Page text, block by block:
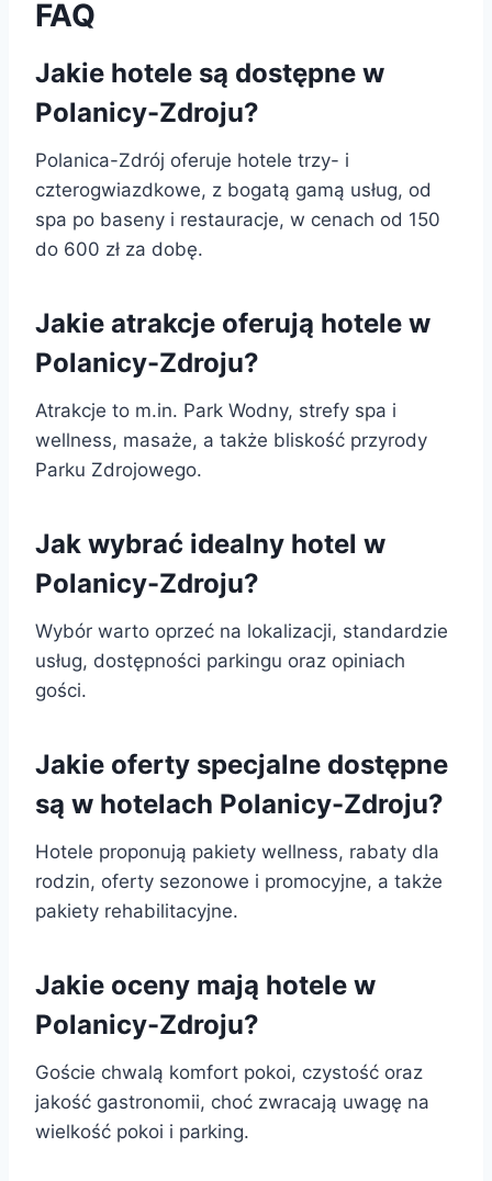
FAQ
Jakie hotele są dostępne w
Polanicy-Zdroju?
Polanica-Zdrój oferuje hotele trzy- i
czterogwiazdkowe, z bogatą gamą usług, od
spa po baseny i restauracje, w cenach od 150
do 600 zł za dobę.
Jakie atrakcje oferują hotele w
Polanicy-Zdroju?
Atrakcje to m.in. Park Wodny, strefy spa i
wellness, masaże, a także bliskość przyrody
Parku Zdrojowego.
Jak wybrać idealny hotel w
Polanicy-Zdroju?
Wybór warto oprzeć na lokalizacji, standardzie
usług, dostępności parkingu oraz opiniach
gości.
Jakie oferty specjalne dostępne
są w hotelach Polanicy-Zdroju?
Hotele proponują pakiety wellness, rabaty dla
rodzin, oferty sezonowe i promocyjne, a także
pakiety rehabilitacyjne.
Jakie oceny mają hotele w
Polanicy-Zdroju?
Goście chwalą komfort pokoi, czystość oraz
jakość gastronomii, choć zwracają uwagę na
wielkość pokoi i parking.